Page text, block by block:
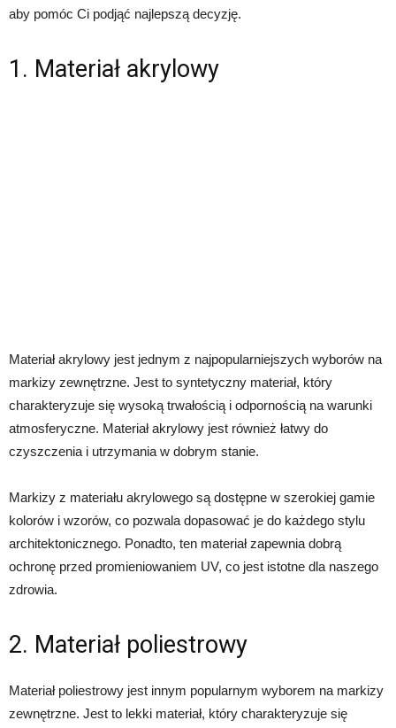
aby pomóc Ci podjąć najlepszą decyzję.
1. Materiał akrylowy
Materiał akrylowy jest jednym z najpopularniejszych wyborów na
markizy zewnętrzne. Jest to syntetyczny materiał, który
charakteryzuje się wysoką trwałością i odpornością na warunki
atmosferyczne. Materiał akrylowy jest również łatwy do
czyszczenia i utrzymania w dobrym stanie.
Markizy z materiału akrylowego są dostępne w szerokiej gamie
kolorów i wzorów, co pozwala dopasować je do każdego stylu
architektonicznego. Ponadto, ten materiał zapewnia dobrą
ochronę przed promieniowaniem UV, co jest istotne dla naszego
zdrowia.
2. Materiał poliestrowy
Materiał poliestrowy jest innym popularnym wyborem na markizy
zewnętrzne. Jest to lekki materiał, który charakteryzuje się